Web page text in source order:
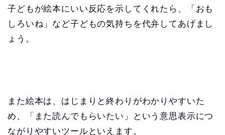
子どもが絵本にいい反応を示してくれたら、「おも
しろいね」など子どもの気持ちを代弁してあげまし
ょう。
また絵本は、はじまりと終わりがわかりやすいた
め、「また読んでもらいたい」という意思表示につ
ながりやすいツールといえます。